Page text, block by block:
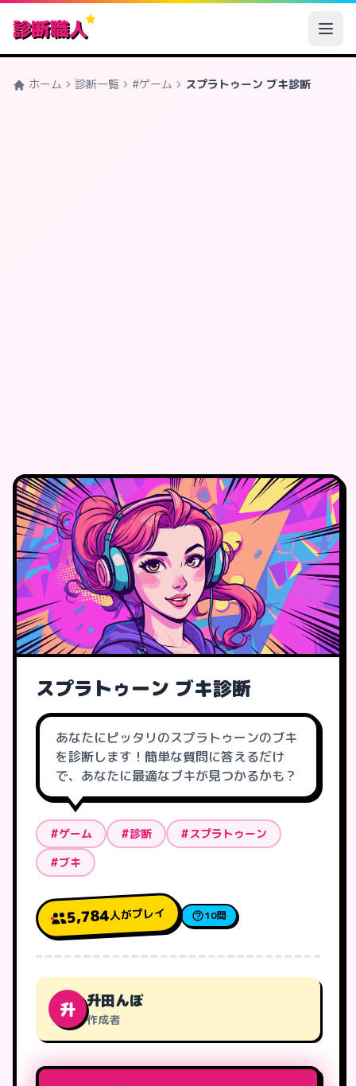
診断職人
ホーム 診断一覧 #ゲーム スプラトゥーン ブキ診断
スプラトゥーン ブキ診断
あなたにピッタリのスプラトゥーンのブキ
を診断します！簡単な質問に答えるだけ
で、あなたに最適なブキが見つかるかも？
#ゲーム #診断
#スプラトゥーン
#ブキ
5,784人がプレイ 10問
升 升田んぼ
作成者